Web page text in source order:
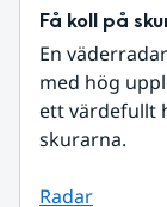
Få koll på
En
med hög
ett värdefullt
skurarna.
Radar